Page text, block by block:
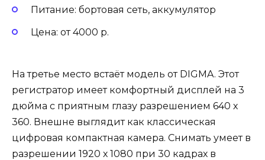
Питание: бортовая сеть, аккумулятор
Цена: от 4000 р.
На третье место встаёт модель от DIGMA. Этот
регистратор имеет комфортный дисплей на 3
дюйма с приятным глазу разрешением 640 х
360. Внешне выглядит как классическая
цифровая компактная камера. Снимать умеет в
разрешении 1920 х 1080 при 30 кадрах в